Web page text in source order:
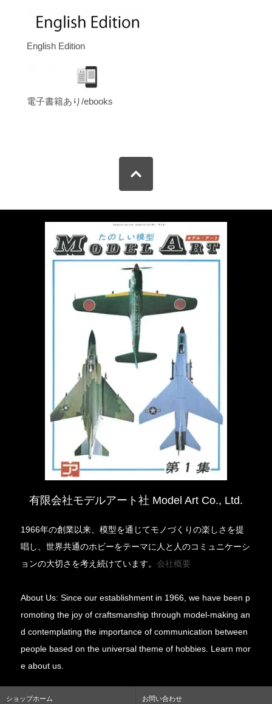
English Edition
電子書籍あり/ebooks
有限会社モデルアート社 Model Art Co., Ltd.
1966年の創業以来、模型を通じてモノづくりの楽しさを提
唱し、世界共通のホビーをテーマに人と人のコミュニケーシ
ョンの大切さを考え続けています。会社概要
About Us: Since our establishment in 1966, we have been p
romoting the joy of craftsmanship through model-making an
d contemplating the importance of communication between
people based on the universal theme of hobbies. Learn mor
e about us.
ショップホーム お問い合わせ